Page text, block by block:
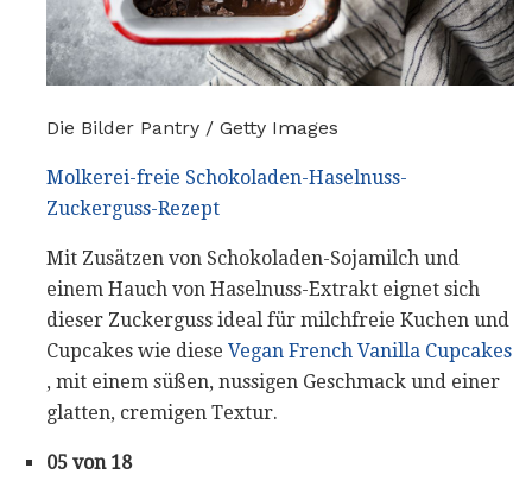
Die Bilder Pantry / Getty Images
Molkerei-freie Schokoladen-Haselnuss-
Zuckerguss-Rezept
Mit Zusätzen von Schokoladen-Sojamilch und
einem Hauch von Haselnuss-Extrakt eignet sich
dieser Zuckerguss ideal für milchfreie Kuchen und
Cupcakes wie diese Vegan French Vanilla Cupcakes
, mit einem süßen, nussigen Geschmack und einer
glatten, cremigen Textur.
05 von 18